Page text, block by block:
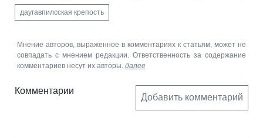
даугавпилсская крепость
Мнение авторов, выраженное в комментариях к статьям, может не
совпадать с мнением редакции. Ответственность за содержание
комментариев несут их авторы. далее
Комментарии
Добавить комментарий